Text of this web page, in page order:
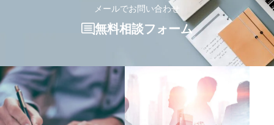
メールでお問い合わせ
無料相談フォーム